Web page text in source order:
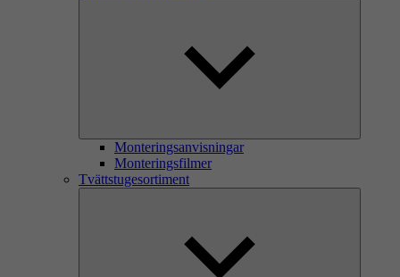
Monteringsanvisningar
Monteringsfilmer
Tvättstugesortiment